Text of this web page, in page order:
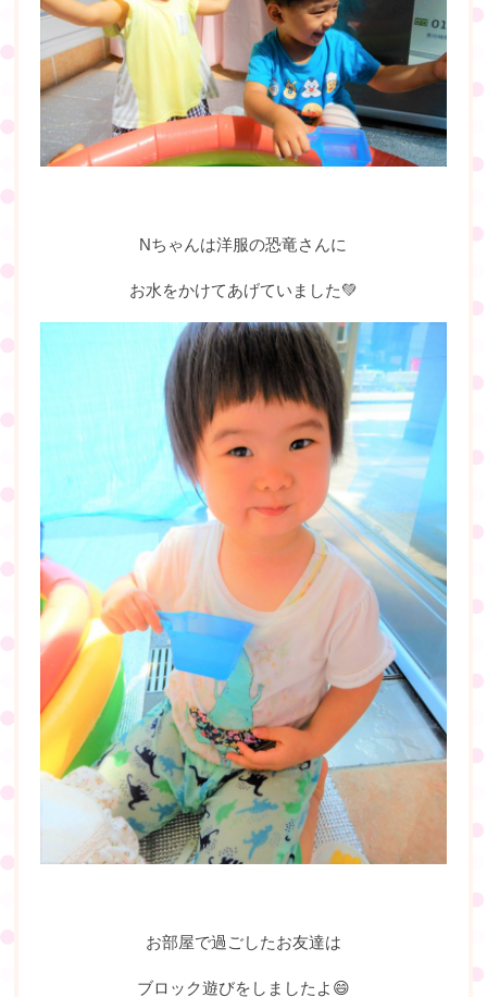
Nちゃんは洋服の恐竜さんに
お水をかけてあげていました💚
お部屋で過ごしたお友達は
ブロック遊びをしましたよ😄